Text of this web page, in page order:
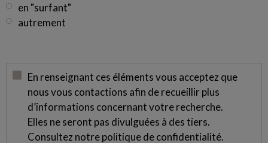
en "surfant"
autrement
En renseignant ces éléments vous acceptez que
nous vous contactions afin de recueillir plus
d’informations concernant votre recherche.
Elles ne seront pas divulguées à des tiers.
Consultez notrepolitique de confidentialité.